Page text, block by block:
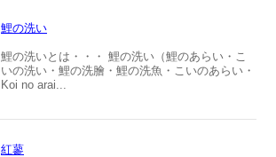
鯉の洗い
鯉の洗いとは・・・ 鯉の洗い（鯉のあらい・こ
いの洗い・鯉の洗膾・鯉の洗魚・こいのあらい・
Koi no arai...
紅蓼